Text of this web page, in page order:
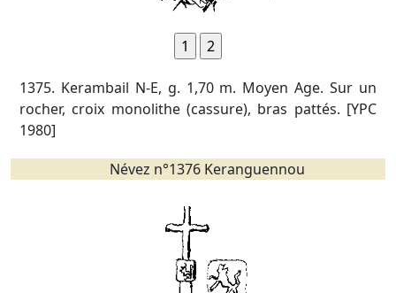
1375. Kerambail N-E, g. 1,70 m. Moyen Age. Sur un
rocher, croix monolithe (cassure), bras pattés. [YPC
1980]
Névez n°1376 Keranguennou